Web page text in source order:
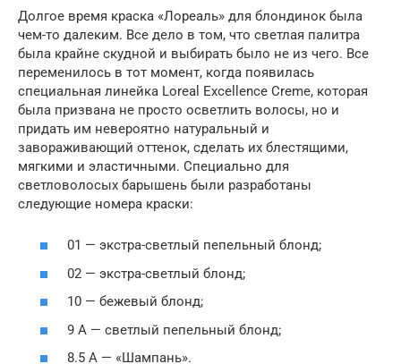
Долгое время краска «Лореаль» для блондинок была
чем-то далеким. Все дело в том, что светлая палитра
была крайне скудной и выбирать было не из чего. Все
переменилось в тот момент, когда появилась
специальная линейка Loreal Excellence Creme, которая
была призвана не просто осветлить волосы, но и
придать им невероятно натуральный и
завораживающий оттенок, сделать их блестящими,
мягкими и эластичными. Специально для
светловолосых барышень были разработаны
следующие номера краски:
01 — экстра-светлый пепельный блонд;
02 — экстра-светлый блонд;
10 — бежевый блонд;
9 А — светлый пепельный блонд;
8.5 А — «Шампань».